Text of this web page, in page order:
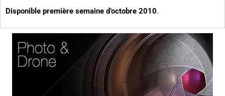
Disponible première semaine d’octobre 2010.